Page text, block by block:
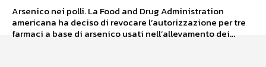
Arsenico nei polli. La Food and Drug Administration
americana ha deciso di revocare l’autorizzazione per tre
farmaci a base di arsenico usati nell’allevamento dei...